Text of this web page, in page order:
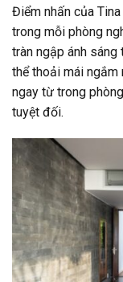
Điểm nhấn của
trong mỗi phòng
tràn ngập ánh
thể thoải mái ngắm
ngay từ trong
tuyệt đối.